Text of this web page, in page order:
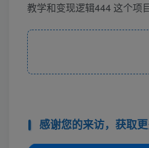
教学和变现逻辑444 这个项
感谢您的来访，获取